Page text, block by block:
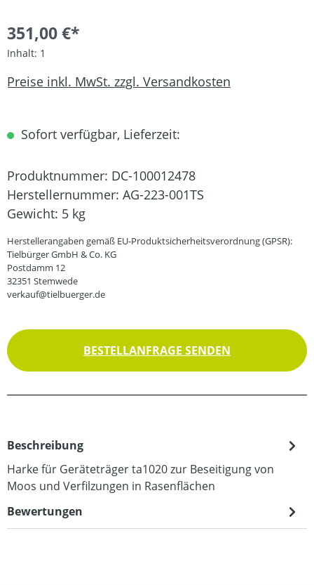
351,00 €*
Inhalt: 1
Preise inkl. MwSt. zzgl. Versandkosten
Sofort verfügbar, Lieferzeit:
Produktnummer: DC-100012478
Herstellernummer: AG-223-001TS
Gewicht: 5 kg
Herstellerangaben gemäß EU-Produktsicherheitsverordnung (GPSR):
Tielbürger GmbH & Co. KG
Postdamm 12
32351 Stemwede
verkauf@tielbuerger.de
BESTELLANFRAGE SENDEN
Beschreibung
Harke für Geräteträger ta1020 zur Beseitigung von
Moos und Verfilzungen in Rasenflächen
Bewertungen